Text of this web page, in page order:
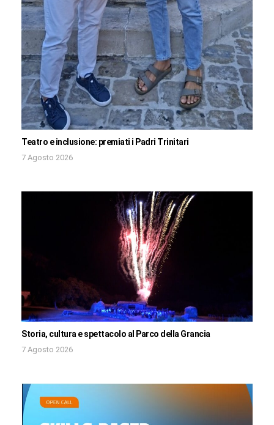
Teatro e inclusione: premiati i Padri Trinitari
7 Agosto 2026
Storia, cultura e spettacolo al Parco della Grancia
7 Agosto 2026